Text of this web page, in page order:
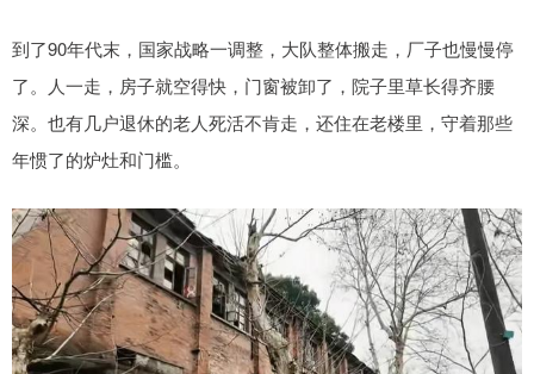
到了90年代末，国家战略一调整，大队整体搬走，厂子也慢慢停
了。人一走，房子就空得快，门窗被卸了，院子里草长得齐腰
深。也有几户退休的老人死活不肯走，还住在老楼里，守着那些
年惯了的炉灶和门槛。